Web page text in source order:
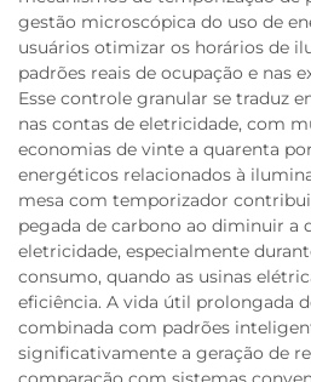
gestão microscópica do uso de
usuários otimizar os horários de
padrões reais de ocupação e nas
Esse controle granular se traduz
nas contas de eletricidade, com
economias de vinte a quarenta
energéticos relacionados à
mesa com temporizador contribui
pegada de carbono ao diminuir a
eletricidade, especialmente
consumo, quando as usinas
eficiência. A vida útil prolongada
combinada com padrões
significativamente a geração de